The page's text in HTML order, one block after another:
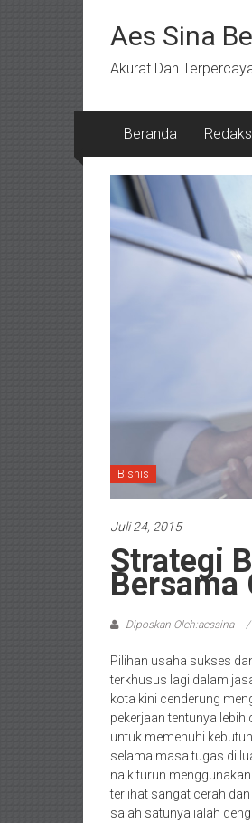
kontenAes Sina
Akurat Dan
Beranda
Bisnis
Juli 24, 2015
Strategi
Bersama
Diposkan Oleh:aessina
Pilihan usaha sukses
terkhusus lagi dalam
kota kini cenderung
pekerjaan tentunya
untuk memenuhi
selama masa tugas di
naik turun
terlihat sangat cerah
salah satunya ialah